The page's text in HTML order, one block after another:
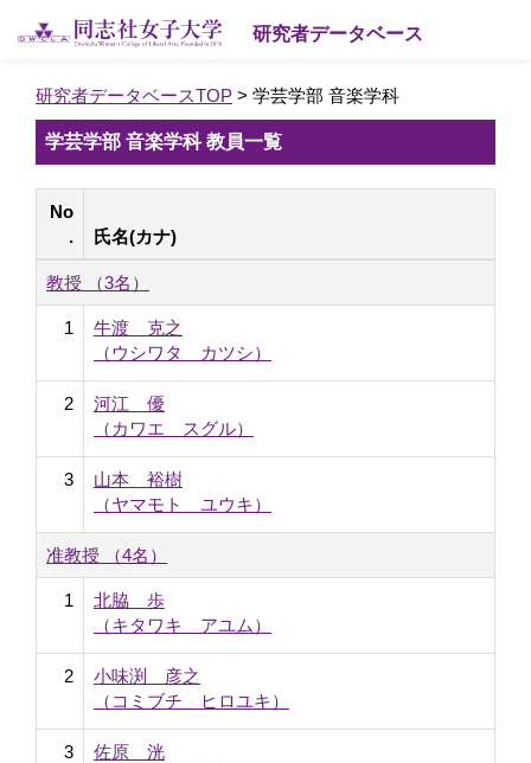
研究者データベース
研究者データベースTOP > 学芸学部 音楽学科
学芸学部 音楽学科 教員一覧
No
.
氏名(カナ)
教授 （3名）
1
牛渡 克之
（ウシワタ カツシ）
2
河江 優
（カワエ スグル）
3
山本 裕樹
（ヤマモト ユウキ）
准教授 （4名）
1
北脇 歩
（キタワキ アユム）
2
小味渕 彦之
（コミブチ ヒロユキ）
3
佐原 洸